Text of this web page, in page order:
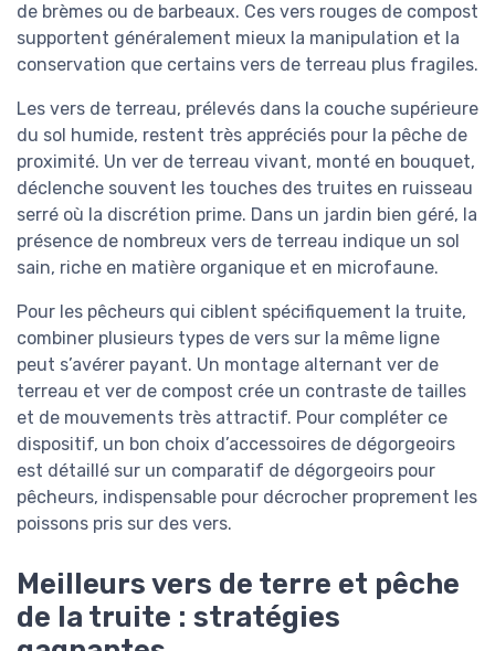
de brèmes ou de barbeaux. Ces vers rouges de compost
supportent généralement mieux la manipulation et la
conservation que certains vers de terreau plus fragiles.
Les vers de terreau, prélevés dans la couche supérieure
du sol humide, restent très appréciés pour la pêche de
proximité. Un ver de terreau vivant, monté en bouquet,
déclenche souvent les touches des truites en ruisseau
serré où la discrétion prime. Dans un jardin bien géré, la
présence de nombreux vers de terreau indique un sol
sain, riche en matière organique et en microfaune.
Pour les pêcheurs qui ciblent spécifiquement la truite,
combiner plusieurs types de vers sur la même ligne
peut s’avérer payant. Un montage alternant ver de
terreau et ver de compost crée un contraste de tailles
et de mouvements très attractif. Pour compléter ce
dispositif, un bon choix d’accessoires de dégorgeoirs
est détaillé sur un comparatif de dégorgeoirs pour
pêcheurs, indispensable pour décrocher proprement les
poissons pris sur des vers.
Meilleurs vers de terre et pêche
de la truite : stratégies